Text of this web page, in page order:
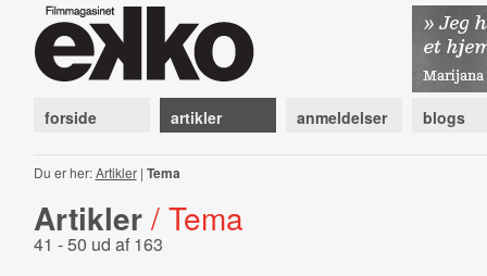
forside artikler anmeldelser blogs
Du er her:Artikler| Tema
Artikler / Tema
41 - 50 ud af 163